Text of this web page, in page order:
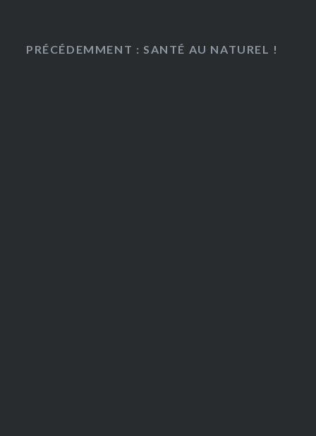
PRÉCÉDEMMENT : SANTÉ AU NATUREL !